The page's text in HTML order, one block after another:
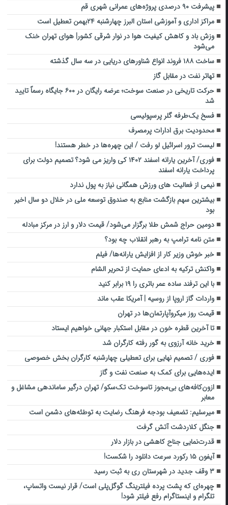
پیشرفت ۹۰ درصدی پروژه‌های عمرانی شهری قم
مراکز اداری و آموزشی استان البرز چهارشنبه ۲۴بهمن تعطیل است
وزش باد و کاهش کیفیت هوا در نوار شرقی کشور| هوای تهران خنک
می‌شود
ساخت ۱۸۸ فروند انواع شناورهای دریایی در سه سال گذشته
تهاتر نفت در مقابل گاز
حرکت تاریخی در صنعت سوخت؛ عرضه رایگان در ۶۰۰ جایگاه رسماً تایید
شد
فسخ یک‌طرفه گلر پرسپولیسی
محدودیت برق ادارات پرمصرف
لیست ترور اسرائیل لو رفت / این چهره‌ها در خطر هستند!
فوری/ آخرین یارانه اسفند ۱۴۰۲ کی واریز می شود؟ تصمیم دولت برای
پرداخت یارانه اسفند
نیمی از فعالیت های ورزش همگانی نیاز به پول ندارد
بیشترین سهم بازگشت منابع به صندوق توسعه ملی در خلال دو سال اخیر
بود
دومین حراج شمش طلا برگزار می‌شود/ قیمت دلار و ارز در مرکز مبادله
متن نامه ترامپ به رهبر انقلاب چه بود؟
خبر خوش وزیر کار از افزایش یارانه‌ها/ فیلم
واکنش ترکیه به ادعای حمایت از تحریر الشام
با این ترفند ساده عمر باتری‌ را ۱۹ برابر کنید
واردات گاز اروپا از روسیه | آمریکا عقب ماند
قیمت روز میکروآپارتمان‌ها در تهران
تا آخرین قطره خون در مقابل استکبار جهانی خواهیم ایستاد
خرید خانه آرزوی به گور رفته کارگران شد
فوری / تصمیم نهایی برای تعطیلی چهارشنبه کارگران بخش خصوصی
ایده‌هایی برای کمک به صنعت نفت و گاز
ازون‌کافه‌های بی‌مجوز تاسوخت تک‌سکو/ تهران درگیر ساماندهی مشاغل و
معابر
میرسلیم: تضعیف بودجه فرهنگ رضایت به توطئه‌های دشمن است
جنگل کلاردشت آتش گرفت
قدرت‌نمایی جناح کاهشی در بازار دلار
آیفون ۱۵ رکورد سرعت دانلود را شکست!
۳ وقف جدید در شهرستان ری به ثبت رسید
چهره‌ای که پشت پرده فیلترینگ گوگل‌پلی است/ قرار نیست واتساپ،
تلگرام و اینستاگرام رفع فیلتر شود!